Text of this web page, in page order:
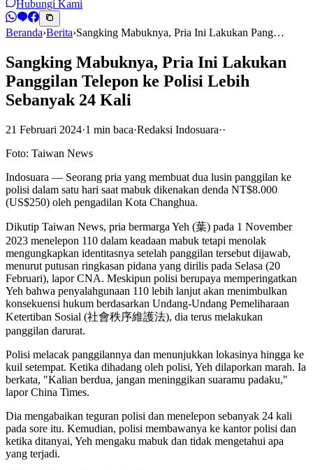
Hubungi Kami
Beranda›Berita›Sangking Mabuknya, Pria Ini Lakukan Pang…
Sangking Mabuknya, Pria Ini Lakukan
Panggilan Telepon ke Polisi Lebih
Sebanyak 24 Kali
21 Februari 2024·1 min baca·Redaksi Indosuara··
Foto: Taiwan News
Indosuara — Seorang pria yang membuat dua lusin panggilan ke
polisi dalam satu hari saat mabuk dikenakan denda NT$8.000
(US$250) oleh pengadilan Kota Changhua.
Dikutip Taiwan News, pria bermarga Yeh (葉) pada 1 November
2023 menelepon 110 dalam keadaan mabuk tetapi menolak
mengungkapkan identitasnya setelah panggilan tersebut dijawab,
menurut putusan ringkasan pidana yang dirilis pada Selasa (20
Februari), lapor CNA. Meskipun polisi berupaya memperingatkan
Yeh bahwa penyalahgunaan 110 lebih lanjut akan menimbulkan
konsekuensi hukum berdasarkan Undang-Undang Pemeliharaan
Ketertiban Sosial (社會秩序維護法), dia terus melakukan
panggilan darurat.
Polisi melacak panggilannya dan menunjukkan lokasinya hingga ke
kuil setempat. Ketika dihadang oleh polisi, Yeh dilaporkan marah. Ia
berkata, "Kalian berdua, jangan meninggikan suaramu padaku,"
lapor China Times.
Dia mengabaikan teguran polisi dan menelepon sebanyak 24 kali
pada sore itu. Kemudian, polisi membawanya ke kantor polisi dan
ketika ditanyai, Yeh mengaku mabuk dan tidak mengetahui apa
yang terjadi.